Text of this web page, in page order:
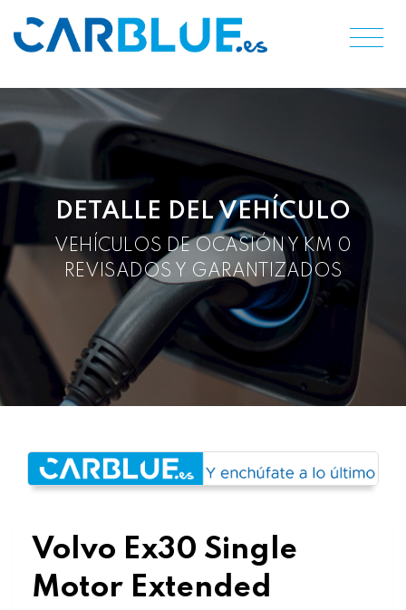
DETALLE DEL VEHÍCULO
VEHÍCULOS DE OCASIÓN Y KM 0
REVISADOS Y GARANTIZADOS
Volvo Ex30 Single
Motor Extended